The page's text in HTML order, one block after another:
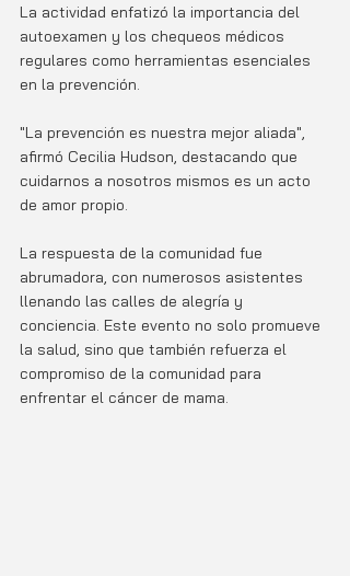
La actividad enfatizó la importancia del
autoexamen y los chequeos médicos
regulares como herramientas esenciales
en la prevención.
"La prevención es nuestra mejor aliada",
afirmó Cecilia Hudson, destacando que
cuidarnos a nosotros mismos es un acto
de amor propio.
La respuesta de la comunidad fue
abrumadora, con numerosos asistentes
llenando las calles de alegría y
conciencia. Este evento no solo promueve
la salud, sino que también refuerza el
compromiso de la comunidad para
enfrentar el cáncer de mama.